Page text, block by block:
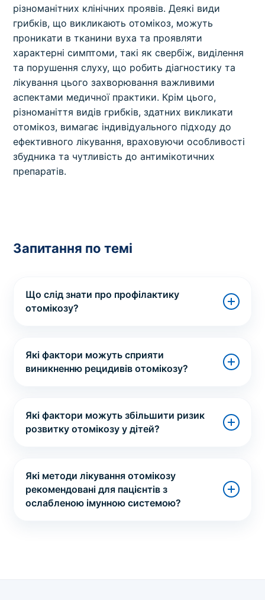
різноманітних клінічних проявів. Деякі види
грибків, що викликають отомікоз, можуть
проникати в тканини вуха та проявляти
характерні симптоми, такі як свербіж, виділення
та порушення слуху, що робить діагностику та
лікування цього захворювання важливими
аспектами медичної практики. Крім цього,
різноманіття видів грибків, здатних викликати
отомікоз, вимагає індивідуального підходу до
ефективного лікування, враховуючи особливості
збудника та чутливість до антимікотичних
препаратів.
Запитання по темі
Що слід знати про профілактику
отомікозу?
Які фактори можуть сприяти
виникненню рецидивів отомікозу?
Які фактори можуть збільшити ризик
розвитку отомікозу у дітей?
Які методи лікування отомікозу
рекомендовані для пацієнтів з
ослабленою імунною системою?